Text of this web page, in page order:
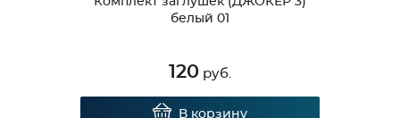
белый 01
120 руб.
В корзину